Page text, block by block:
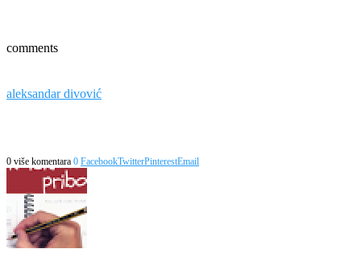
comments
aleksandar divović
0 više komentara 0 FacebookTwitterPinterestEmail